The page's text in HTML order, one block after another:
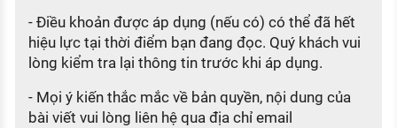
- Điều khoản được áp dụng (nếu có) có thể đã hết
hiệu lực tại thời điểm bạn đang đọc. Quý khách vui
lòng kiểm tra lại thông tin trước khi áp dụng.
- Mọi ý kiến thắc mắc về bản quyền, nội dung của
bài viết vui lòng liên hệ qua địa chỉ email